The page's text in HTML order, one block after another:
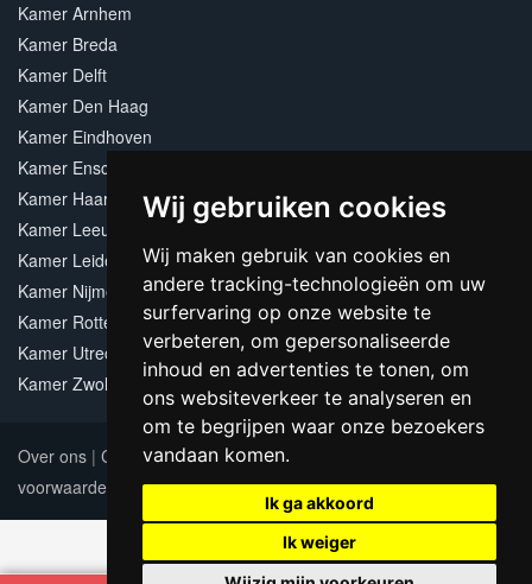
Wij gebruiken cookies
Wij maken gebruik van cookies en
andere tracking-technologieën om uw
surfervaring op onze website te
verbeteren, om gepersonaliseerde
inhoud en advertenties te tonen, om
ons websiteverkeer te analyseren en
om te begrijpen waar onze bezoekers
vandaan komen.
Ik ga akkoord
Ik weiger
Kamer Arnhem
Kamer Breda
Kamer Delft
Kamer Den Haag
Kamer Eindhoven
Kamer Enschede
Kamer Haarlem
Kamer Leeuwarden
Kamer Leiden
Kamer Nijmegen
Kamer Rotterdam
Kamer Utrecht
Kamer Zwolle
Over ons | Contact|Adverteren|Sitemap
voorwaarden
Update cookies preferences